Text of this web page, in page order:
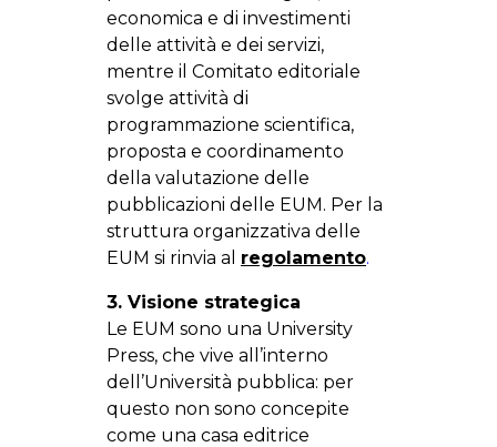
economica e di investimenti
delle attività e dei servizi,
mentre il Comitato editoriale
svolge attività di
programmazione scientifica,
proposta e coordinamento
della valutazione delle
pubblicazioni delle EUM. Per la
struttura organizzativa delle
EUM si rinvia al regolamento.
3. Visione strategica
Le EUM sono una University
Press, che vive all’interno
dell’Università pubblica: per
questo non sono concepite
come una casa editrice